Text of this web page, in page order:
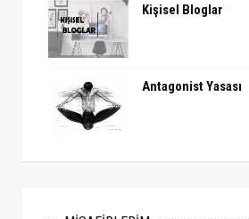
Kişisel Bloglar
Antagonist Yasası